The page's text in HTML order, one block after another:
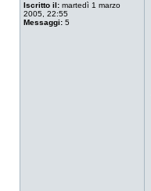
Iscritto il: martedì 1 marzo
2005, 22:55
Messaggi: 5